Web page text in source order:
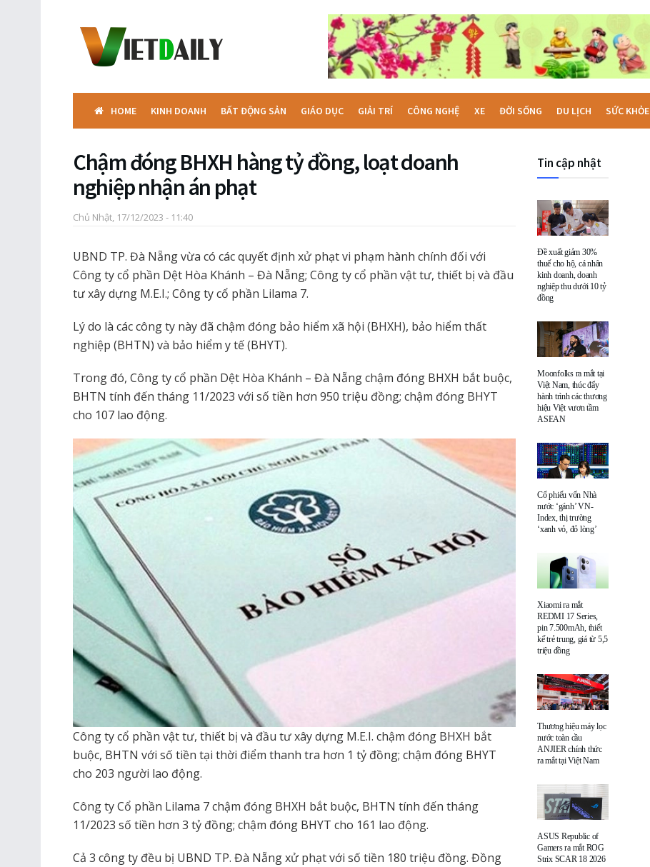
HOME KINH DOANH BẤT ĐỘNG SẢN GIÁO DỤC GIẢI TRÍ CÔNG NGHỆ XE ĐỜI SỐNG DU LỊCH SỨC KHỎE
Chậm đóng BHXH hàng tỷ đồng, loạt doanh
nghiệp nhận án phạt
Chủ Nhật, 17/12/2023 - 11:40
UBND TP. Đà Nẵng vừa có các quyết định xử phạt vi phạm hành chính đối với
Công ty cổ phần Dệt Hòa Khánh – Đà Nẵng; Công ty cổ phần vật tư, thiết bị và đầu
tư xây dựng M.E.I.; Công ty cổ phần Lilama 7.
Lý do là các công ty này đã chậm đóng bảo hiểm xã hội (BHXH), bảo hiểm thất
nghiệp (BHTN) và bảo hiểm y tế (BHYT).
Trong đó, Công ty cổ phần Dệt Hòa Khánh – Đà Nẵng chậm đóng BHXH bắt buộc,
BHTN tính đến tháng 11/2023 với số tiền hơn 950 triệu đồng; chậm đóng BHYT
cho 107 lao động.
Công ty cổ phần vật tư, thiết bị và đầu tư xây dựng M.E.I. chậm đóng BHXH bắt
buộc, BHTN với số tiền tại thời điểm thanh tra hơn 1 tỷ đồng; chậm đóng BHYT
cho 203 người lao động.
Công ty Cổ phần Lilama 7 chậm đóng BHXH bắt buộc, BHTN tính đến tháng
11/2023 số tiền hơn 3 tỷ đồng; chậm đóng BHYT cho 161 lao động.
Cả 3 công ty đều bị UBND TP. Đà Nẵng xử phạt với số tiền 180 triệu đồng. Đồng
Tin cập nhật
Đề xuất giảm 30%
thuế cho hộ, cá nhân
kinh doanh, doanh
nghiệp thu dưới 10 tỷ
đồng
Moonfolks ra mắt tại
Việt Nam, thúc đẩy
hành trình các thương
hiệu Việt vươn tầm
ASEAN
Cổ phiếu vốn Nhà
nước ‘gánh’ VN-
Index, thị trường
‘xanh vỏ, đỏ lòng’
Xiaomi ra mắt
REDMI 17 Series,
pin 7.500mAh, thiết
kế trẻ trung, giá từ 5,5
triệu đồng
Thương hiệu máy lọc
nước toàn cầu
ANJIER chính thức
ra mắt tại Việt Nam
ASUS Republic of
Gamers ra mắt ROG
Strix SCAR 18 2026